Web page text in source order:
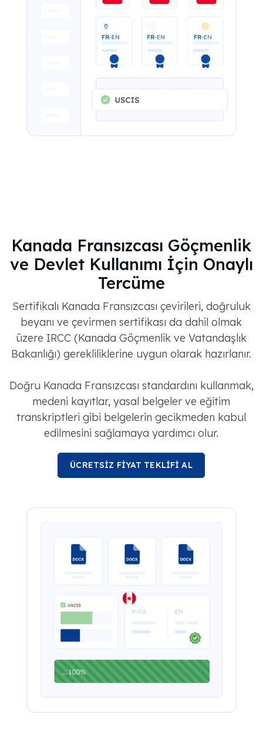
Kanada Fransızcası Göçmenlik
ve Devlet Kullanımı İçin Onaylı
Tercüme
Sertifikalı Kanada Fransızcası çevirileri, doğruluk
beyanı ve çevirmen sertifikası da dahil olmak
üzere IRCC (Kanada Göçmenlik ve Vatandaşlık
Bakanlığı) gerekliliklerine uygun olarak hazırlanır.
Doğru Kanada Fransızcası standardını kullanmak,
medeni kayıtlar, yasal belgeler ve eğitim
transkriptleri gibi belgelerin gecikmeden kabul
edilmesini sağlamaya yardımcı olur.
ÜCRETSİZ FİYAT TEKLİFİ AL